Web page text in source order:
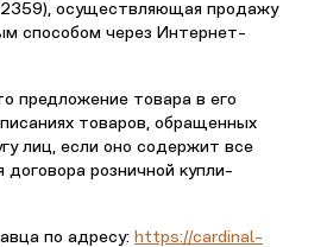
осуществляющая продажу
способом через Интернет-
предложение товара в его
товаров, обращенных
лиц, если оно содержит все
розничной купли-
по адресу: https://cardinal-